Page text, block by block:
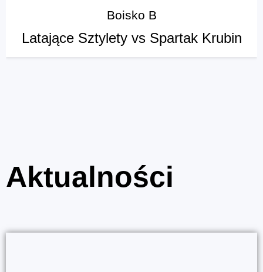
Boisko B
Latające Sztylety vs Spartak Krubin
Aktualności